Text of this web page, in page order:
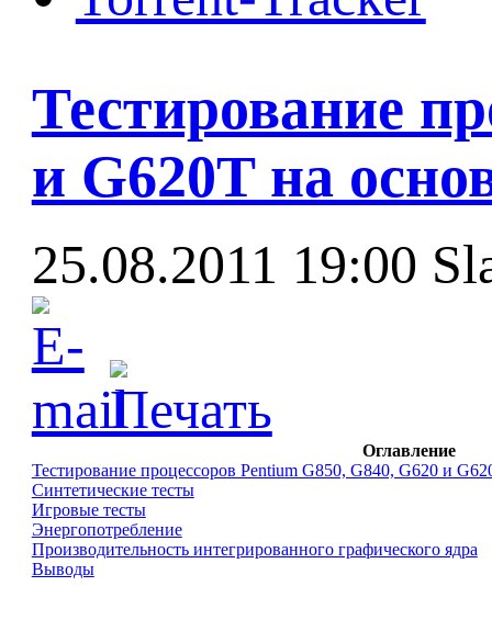
Тестирование
и G620T на
25.08.2011 19:00
Оглавление
Тестирование процессоров Pentium G850, G840, G620 и
Синтетические тесты
Игровые тесты
Энергопотребление
Производительность интегрированного графического ядра
Выводы